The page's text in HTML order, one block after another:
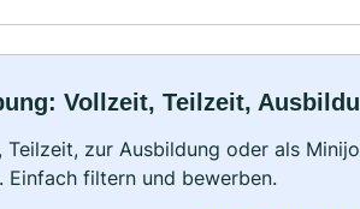
Vollzeit, Teilzeit,
zur Ausbildung oder als
Einfach filtern und bewerben.